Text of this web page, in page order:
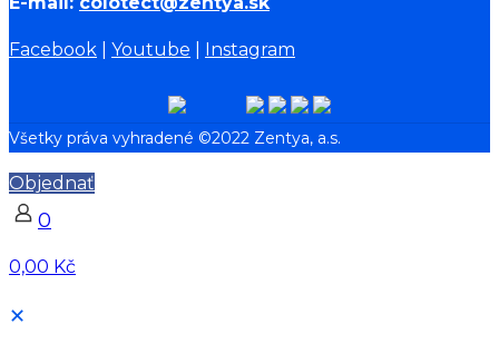
Facebook Youtube Instagram
Všetky práva vyhradené ©2022 Zentya, a.s.
Objednať
0
0,00 Kč
✕